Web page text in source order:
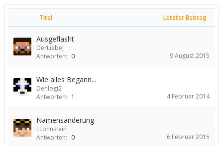
Titel Letzter Beitrag
Ausgeflasht
DerLiebeJ
Antworten: 0 9 August 2015
Wie alles Begann...
Denlogi2
Antworten: 1 4 Februar 2014
Namensänderung
LLohnstein
Antworten: 0 6 Februar 2015